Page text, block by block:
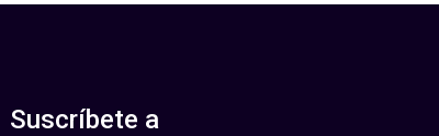
Suscríbete a